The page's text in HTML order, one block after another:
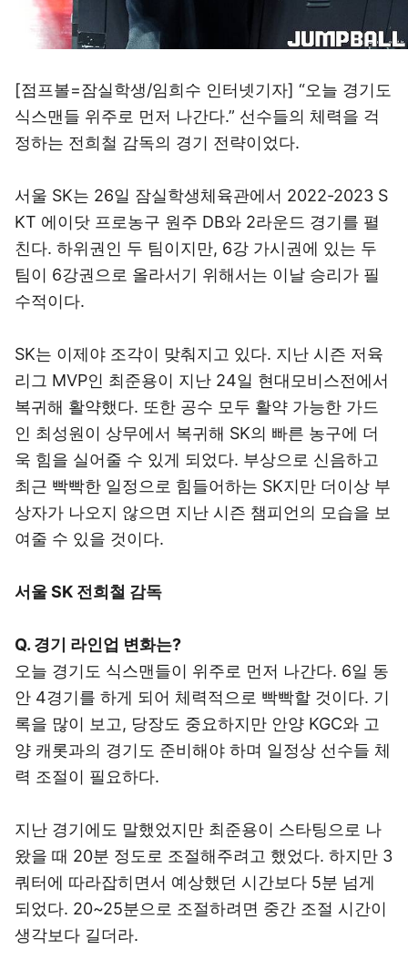
[점프볼=잠실학생/임희수 인터넷기자] “오늘 경기도
식스맨들 위주로 먼저 나간다.” 선수들의 체력을 걱
정하는 전희철 감독의 경기 전략이었다.
서울 SK는 26일 잠실학생체육관에서 2022-2023 S
KT 에이닷 프로농구 원주 DB와 2라운드 경기를 펼
친다. 하위권인 두 팀이지만, 6강 가시권에 있는 두
팀이 6강권으로 올라서기 위해서는 이날 승리가 필
수적이다.
SK는 이제야 조각이 맞춰지고 있다. 지난 시즌 저육
리그 MVP인 최준용이 지난 24일 현대모비스전에서
복귀해 활약했다. 또한 공수 모두 활약 가능한 가드
인 최성원이 상무에서 복귀해 SK의 빠른 농구에 더
욱 힘을 실어줄 수 있게 되었다. 부상으로 신음하고
최근 빡빡한 일정으로 힘들어하는 SK지만 더이상 부
상자가 나오지 않으면 지난 시즌 챔피언의 모습을 보
여줄 수 있을 것이다.
서울 SK 전희철 감독
Q. 경기 라인업 변화는?
오늘 경기도 식스맨들이 위주로 먼저 나간다. 6일 동
안 4경기를 하게 되어 체력적으로 빡빡할 것이다. 기
록을 많이 보고, 당장도 중요하지만 안양 KGC와 고
양 캐롯과의 경기도 준비해야 하며 일정상 선수들 체
력 조절이 필요하다.
지난 경기에도 말했었지만 최준용이 스타팅으로 나
왔을 때 20분 정도로 조절해주려고 했었다. 하지만 3
쿼터에 따라잡히면서 예상했던 시간보다 5분 넘게
되었다. 20~25분으로 조절하려면 중간 조절 시간이
생각보다 길더라.